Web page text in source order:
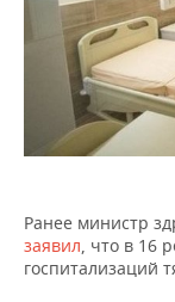
Ранее министр
заявил, что в 16
госпитализаций